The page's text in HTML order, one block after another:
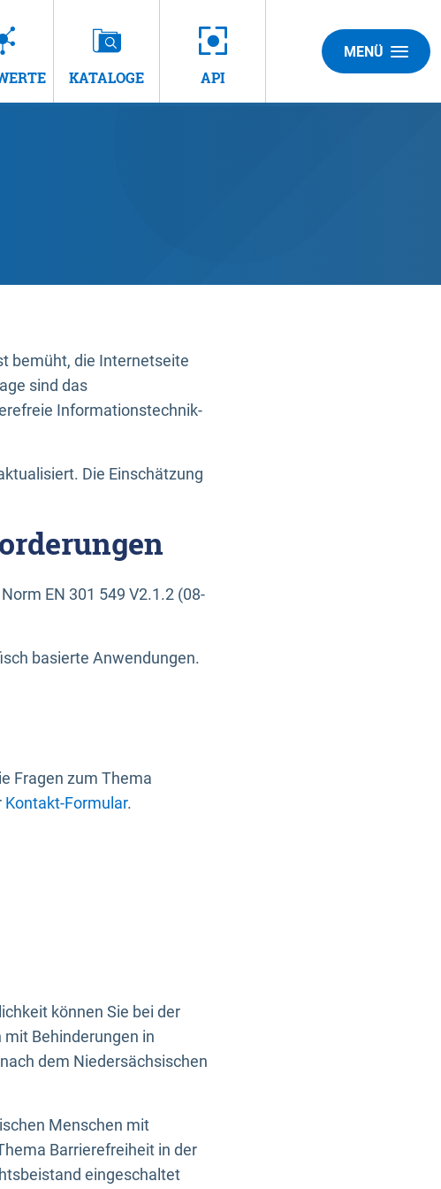
KATALOGE API
MENÜ
bemüht, die Internetseite
sind das
Informationstechnik-
Die Einschätzung
EN 301 549 V2.1.2 (08-
basierte Anwendungen.
Fragen zum Thema
Kontakt-Formular.
können Sie bei der
Behinderungen in
dem Niedersächsischen
Menschen mit
Barrierefreiheit in der
eingeschaltet